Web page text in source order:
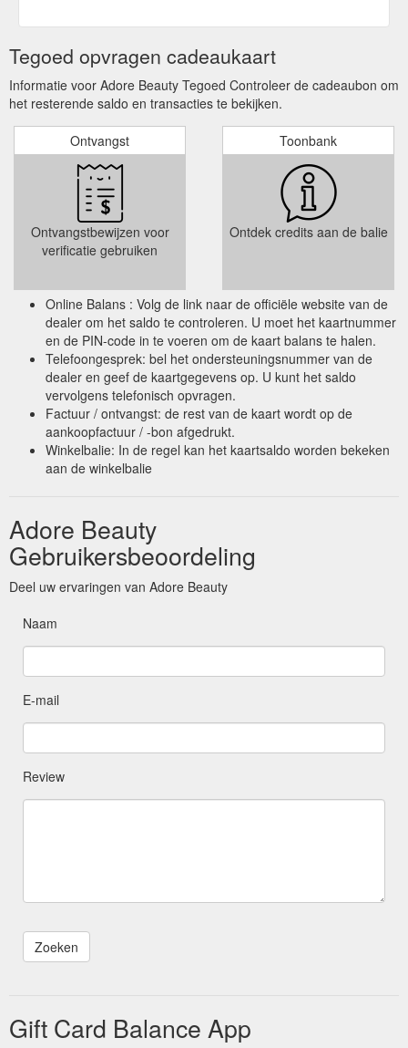
Tegoed opvragen cadeaukaart
Informatie voor Adore Beauty Tegoed Controleer de cadeaubon om
het resterende saldo en transacties te bekijken.
Ontvangst
Ontvangstbewijzen voor
verificatie gebruiken
Toonbank
Ontdek credits aan de balie
Online Balans : Volg de link naar de officiële website van de
dealer om het saldo te controleren. U moet het kaartnummer
en de PIN-code in te voeren om de kaart balans te halen.
Telefoongesprek: bel het ondersteuningsnummer van de
dealer en geef de kaartgegevens op. U kunt het saldo
vervolgens telefonisch opvragen.
Factuur / ontvangst: de rest van de kaart wordt op de
aankoopfactuur / -bon afgedrukt.
Winkelbalie: In de regel kan het kaartsaldo worden bekeken
aan de winkelbalie
Adore Beauty
Gebruikersbeoordeling
Deel uw ervaringen van Adore Beauty
Naam
E-mail
Review
Gift Card Balance App